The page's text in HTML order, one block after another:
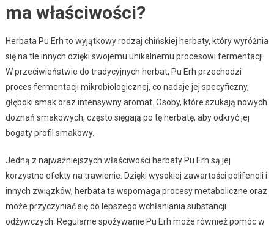
ma właściwości?
Herbata Pu Erh to wyjątkowy rodzaj chińskiej herbaty, który wyróżnia
się na tle innych dzięki swojemu unikalnemu procesowi fermentacji.
W przeciwieństwie do tradycyjnych herbat, Pu Erh przechodzi
proces fermentacji mikrobiologicznej, co nadaje jej specyficzny,
głęboki smak oraz intensywny aromat. Osoby, które szukają nowych
doznań smakowych, często sięgają po tę herbatę, aby odkryć jej
bogaty profil smakowy.
Jedną z najważniejszych właściwości herbaty Pu Erh są jej
korzystne efekty na trawienie. Dzięki wysokiej zawartości polifenoli i
innych związków, herbata ta wspomaga procesy metaboliczne oraz
może przyczyniać się do lepszego wchłaniania substancji
odżywczych. Regularne spożywanie Pu Erh może również pomóc w